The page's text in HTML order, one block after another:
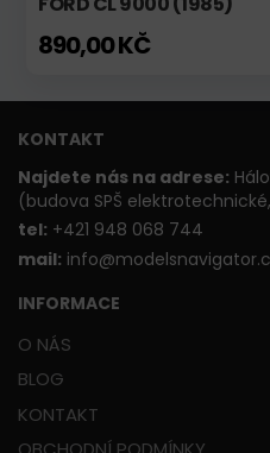
890,00 KČ
KONTAKT
Najdete nás na adrese:
(budova SPŠ
tel: +421 948 068 744
mail:
INFORMACE
O NÁS
BLOG
KONTAKT